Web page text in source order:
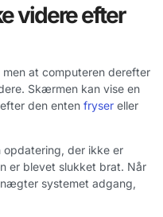
videre efter
at computeren derefter
Skærmen kan vise en
den enten fryser eller
opdatering, der ikke er
er blevet slukket brat. Når
systemet adgang,